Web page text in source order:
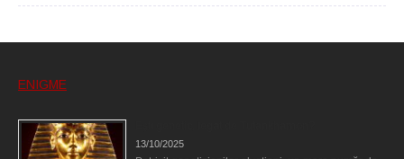
ENIGME
13/10/2025